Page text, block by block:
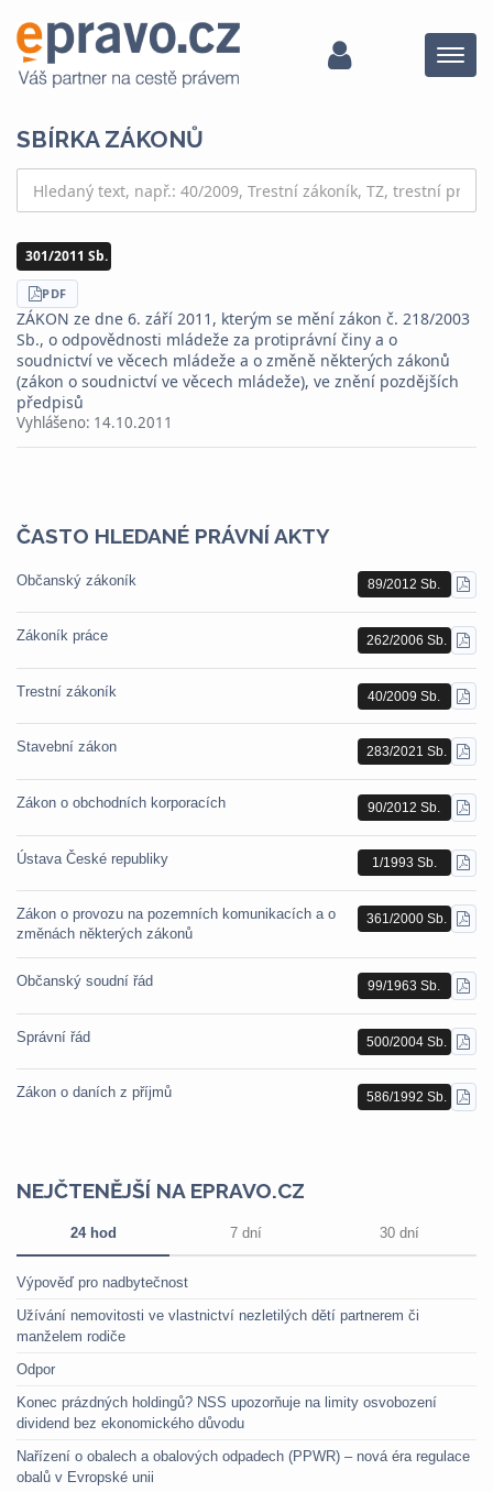
Menu
SBÍRKA ZÁKONŮ
301/2011 Sb.
STÁHNOUT
PDF
ZÁKON ze dne 6. září 2011, kterým se mění zákon č. 218/2003
Sb., o odpovědnosti mládeže za protiprávní činy a o
soudnictví ve věcech mládeže a o změně některých zákonů
(zákon o soudnictví ve věcech mládeže), ve znění pozdějších
předpisů
Vyhlášeno: 14.10.2011
ČASTO HLEDANÉ PRÁVNÍ AKTY
Občanský zákoník 89/2012 Sb.
PDF
Zákoník práce 262/2006 Sb.
PDF
Trestní zákoník 40/2009 Sb.
PDF
Stavební zákon 283/2021 Sb.
PDF
Zákon o obchodních korporacích 90/2012 Sb.
PDF
Ústava České republiky 1/1993 Sb.
PDF
Zákon o provozu na pozemních komunikacích a o
změnách některých zákonů
361/2000 Sb.
PDF
Občanský soudní řád 99/1963 Sb.
PDF
Správní řád 500/2004 Sb.
PDF
Zákon o daních z příjmů 586/1992 Sb.
PDF
NEJČTENĚJŠÍ NA EPRAVO.CZ
24 hod 7 dní 30 dní
Výpověď pro nadbytečnost
Užívání nemovitosti ve vlastnictví nezletilých dětí partnerem či
manželem rodiče
Odpor
Konec prázdných holdingů? NSS upozorňuje na limity osvobození
dividend bez ekonomického důvodu
Nařízení o obalech a obalových odpadech (PPWR) – nová éra regulace
obalů v Evropské unii